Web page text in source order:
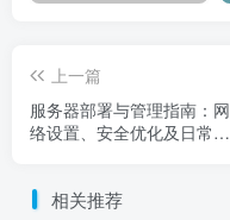
上一篇
服务器部署与管理指南：网
络设置、安全优化及日常维
相关推荐